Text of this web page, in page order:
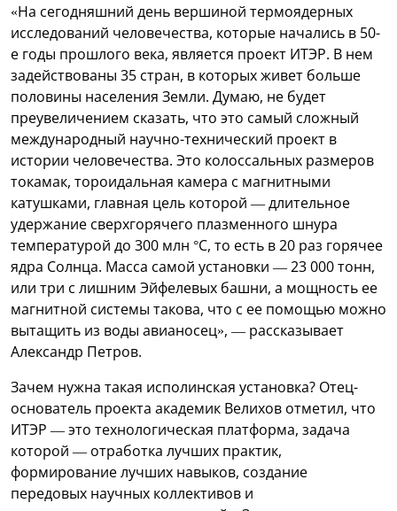
«На сегодняшний день вершиной термоядерных
исследований человечества, которые начались в 50-
е годы прошлого века, является проект ИТЭР. В нем
задействованы 35 стран, в которых живет больше
половины населения Земли. Думаю, не будет
преувеличением сказать, что это самый сложный
международный научно-технический проект в
истории человечества. Это колоссальных размеров
токамак, тороидальная камера с магнитными
катушками, главная цель которой — длительное
удержание сверхгорячего плазменного шнура
температурой до 300 млн °C, то есть в 20 раз горячее
ядра Солнца. Масса самой установки — 23 000 тонн,
или три с лишним Эйфелевых башни, а мощность ее
магнитной системы такова, что с ее помощью можно
вытащить из воды авианосец», — рассказывает
Александр Петров.
Зачем нужна такая исполинская установка? Отец-
основатель проекта академик Велихов отметил, что
ИТЭР — это технологическая платформа, задача
которой — отработка лучших практик,
формирование лучших навыков, создание
передовых научных коллективов и